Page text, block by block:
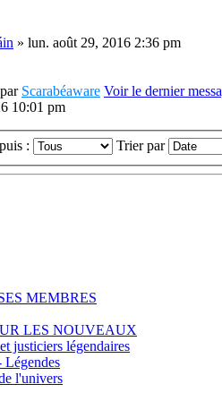
» lun. août 29, 2016 2:36 pm
par Scarabéaware Voir le dernier
10:01 pm
: Trier par
MEMBRES
LES NOUVEAUX
justiciers légendaires
l'univers